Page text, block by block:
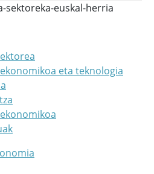
sektoreka-euskal-herria
eta teknologia